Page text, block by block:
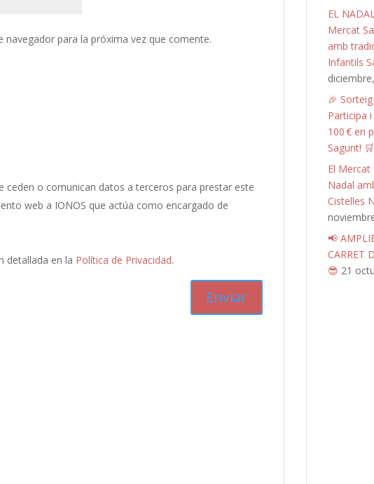
para la próxima vez que comente.
ceden o comunican datos a terceros para prestar este
web a IONOS que actúa como encargado de
detallada en la Política de Privacidad.
EL
Mercat
amb
Infantils
🎉
Participa
100 € en
Sagunt!
El Mercat
Nadal
Cistelles
📢
CARRET
😎 21